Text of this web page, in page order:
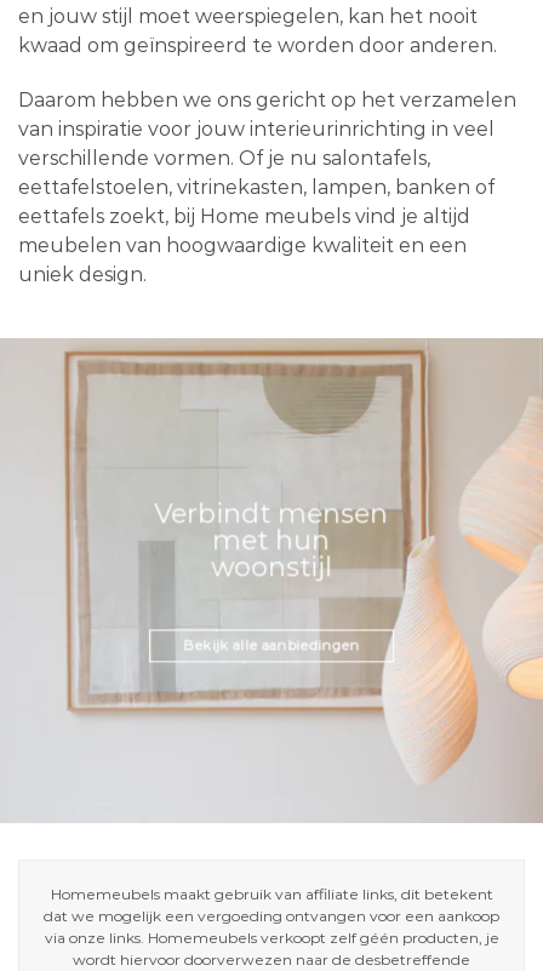
en jouw stijl moet weerspiegelen, kan het nooit
kwaad om geïnspireerd te worden door anderen.
Daarom hebben we ons gericht op het verzamelen
van inspiratie voor jouw interieurinrichting in veel
verschillende vormen. Of je nu salontafels,
eettafelstoelen, vitrinekasten, lampen, banken of
eettafels zoekt, bij Home meubels vind je altijd
meubelen van hoogwaardige kwaliteit en een
uniek design.
Verbindt mensen
met hun
woonstijl
Bekijk alle aanbiedingen
Homemeubels maakt gebruik van affiliate links, dit betekent
dat we mogelijk een vergoeding ontvangen voor een aankoop
via onze links. Homemeubels verkoopt zelf géén producten, je
wordt hiervoor doorverwezen naar de desbetreffende